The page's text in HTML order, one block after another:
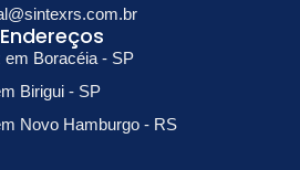
Endereços
em Boracéia - SP
Birigui - SP
Novo Hamburgo - RS